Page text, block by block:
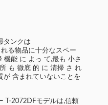
タンクは
る物品に十分なスペー
機能 に よっ て,最も 小さ
も 徹底 的 に 清掃 さ れ
が 含まれていないことを
T-2072DFモデルは,信頼